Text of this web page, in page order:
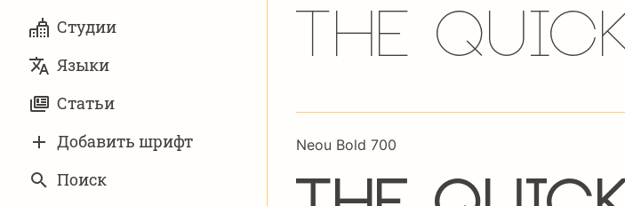
Студии
Языки
Статьи
Добавить шрифт
Поиск
The
Neou Bold 700